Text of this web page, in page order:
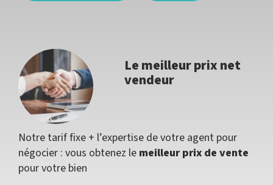
Le meilleur prix net
vendeur
Notre tarif fixe + l’expertise de votre agent pour
négocier : vous obtenez le meilleur prix de vente
pour votre bien